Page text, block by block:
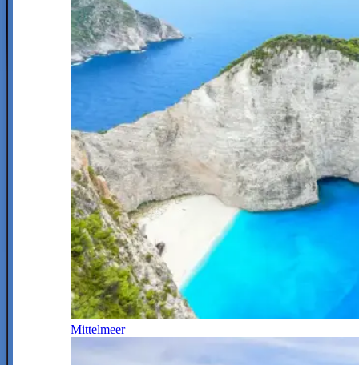
Mittelmeer